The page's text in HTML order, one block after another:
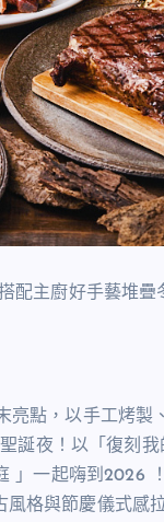
配主廚好手藝堆疊
點，以手工烤製
誕夜！以「復刻我
」一起嗨到2026
風格與節慶儀式感